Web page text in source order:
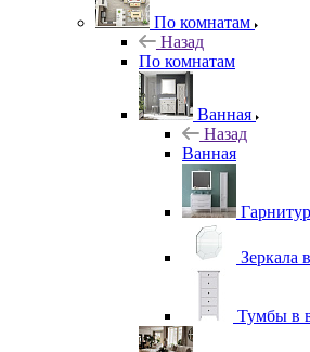
По комнатам
Назад
По комнатам
Ванная
Назад
Ванная
Зеркала
Тумбы в